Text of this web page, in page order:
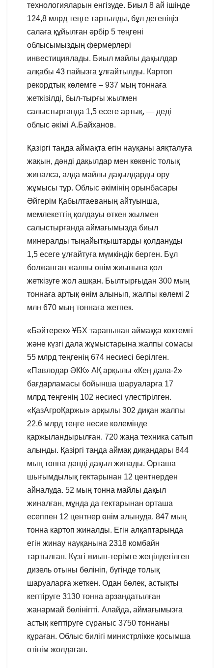
технологияларын енгізуде. Биыл 8 ай ішінде
124,8 млрд теңге тартылды, бұл дегеніңіз
салаға құйылған әрбір 5 теңгені
облысымыздың фермерлері
инвестициялады. Биыл майлы дақылдар
алқабы 43 пайызға ұлғайтылды. Картоп
рекордтық көлемге – 937 мың тоннаға
жеткізілді, был-тырғы жылмен
салыстырғанда 1,5 есеге артық, — деді
облыс әкімі А.Байханов.
Қазіргі таңда аймақта егін науқаны аяқталуға
жақын, дәнді дақылдар мен көкөніс толық
жиналса, алда майлы дақылдарды ору
жұмысы тұр. Облыс әкімінің орынбасары
Әйгерім Қабылтаеваның айтуынша,
мемлекеттің қолдауы өткен жылмен
салыстырғанда аймағымызда биыл
минералды тыңайытқыштарды қолдануды
1,5 есеге ұлғайтуға мүмкіндік берген. Бұл
болжанған жалпы өнім жиынына қол
жеткізуге жол ашқан. Былтырғыдан 300 мың
тоннаға артық өнім алынып, жалпы көлемі 2
млн 670 мың тоннаға жетпек.
«Бәйтерек» ҰБХ тарапынан аймаққа көктемгі
және күзгі дала жұмыстарына жалпы сомасы
55 млрд теңгенің 674 несиесі берілген.
«Павлодар ӘКК» АҚ арқылы «Кең дала-2»
бағдарламасы бойынша шаруаларға 17
млрд теңгенің 102 несиесі үлестірілген.
«ҚазАгроҚаржы» арқылы 302 диқан жалпы
22,6 млрд теңге несие көлемінде
қаржыландырылған. 720 жаңа техника сатып
алынды. Қазіргі таңда аймақ диқандары 844
мың тонна дәнді дақыл жинады. Орташа
шығымдылық гектарынан 12 центнерден
айналуда. 52 мың тонна майлы дақыл
жиналған, мұнда да гектарынан орташа
есеппен 12 центнер өнім алынуда. 847 мың
тонна картоп жиналды. Егін алқаптарында
егін жинау науқанына 2318 комбайн
тартылған. Күзгі жиын-терімге жеңілдетілген
дизель отыны бөлініп, бүгінде толық
шаруаларға жеткен. Одан бөлек, астықты
кептіруге 3130 тонна арзандатылған
жанармай бөлініпті. Алайда, аймағымызға
астық кептіруге сұраныс 3750 тоннаны
құраған. Облыс билігі министрлікке қосымша
өтінім жолдаған.